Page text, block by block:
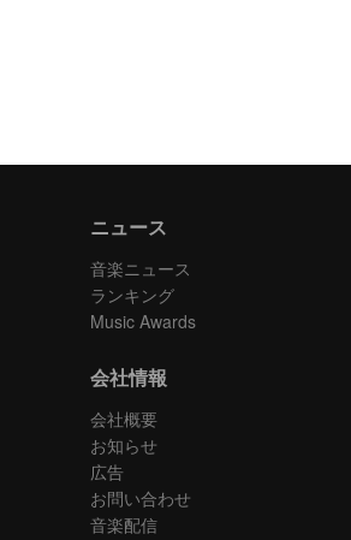
ニュース
音楽ニュース
ランキング
Music Awards
会社情報
会社概要
お知らせ
広告
お問い合わせ
音楽配信